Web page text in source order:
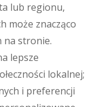
lub regionu,
może znacząco
na stronie.
lepsze
lokalnej;
i preferencji